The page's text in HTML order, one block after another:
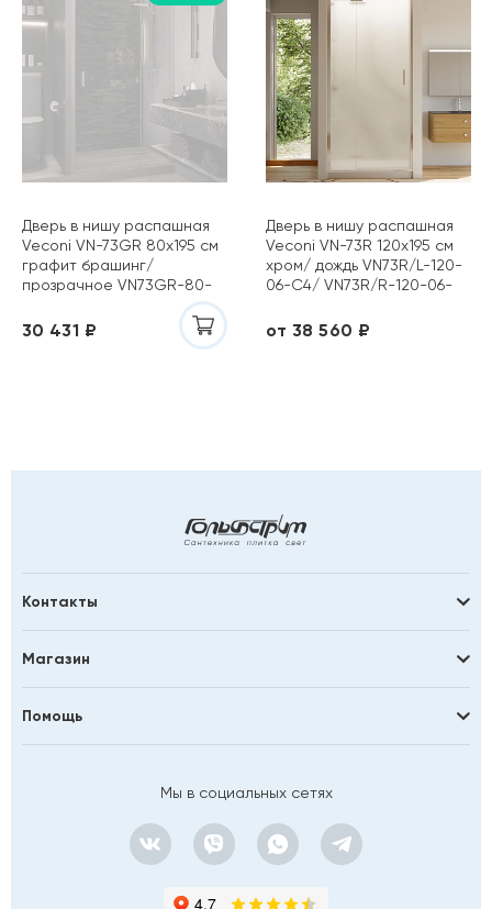
Дверь в нишу распашная
Veconi VN-73GR 80х195 см
графит брашинг/
прозрачное VN73GR-80-
30 431 ₽
Дверь в нишу распашная
Veconi VN-73R 120х195 см
хром/ дождь VN73R/L-120-
06-C4/ VN73R/R-120-06-
от 38 560 ₽
Контакты
Магазин
Помощь
Мы в социальных сетях